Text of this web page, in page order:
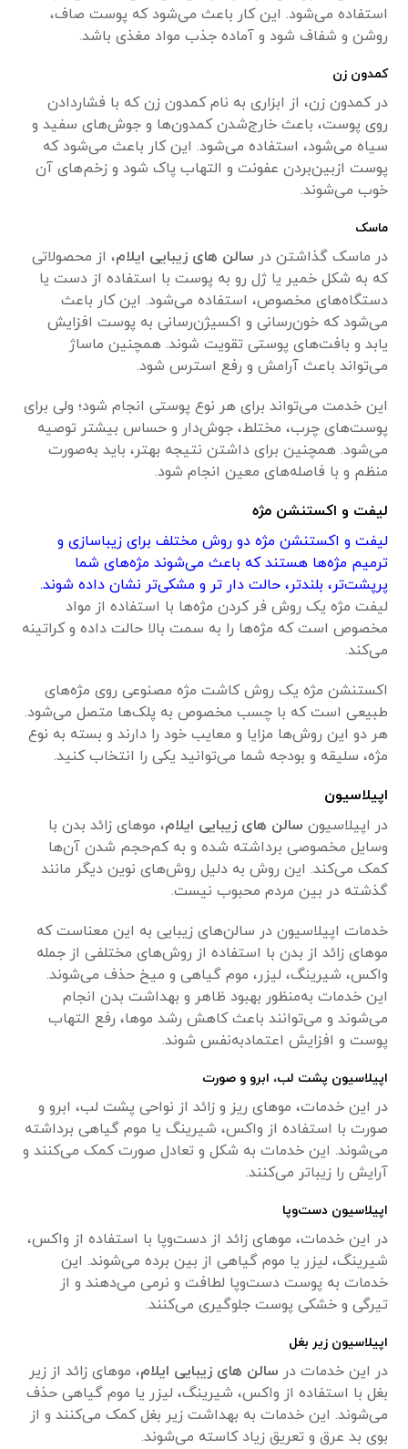
استفاده می‌شود. این کار باعث می‌شود که پوست صاف،
روشن و شفاف شود و آماده جذب مواد مغذی باشد.
کمدون زن
در کمدون زن، از ابزاری به نام کمدون زن که با فشاردادن
روی پوست، باعث خارج‌شدن کمدون‌ها و جوش‌های سفید و
سیاه می‌شود، استفاده می‌شود. این کار باعث می‌شود که
پوست ازبین‌بردن عفونت و التهاب پاک شود و زخم‌های آن
خوب می‌شوند.
ماسک
در ماسک گذاشتن در سالن های زیبایی ایلام، از محصولاتی
که به شکل خمیر یا ژل رو به پوست با استفاده از دست یا
دستگاه‌های مخصوص، استفاده می‌شود. این کار باعث
می‌شود که خون‌رسانی و اکسیژن‌رسانی به پوست افزایش
یابد و بافت‌های پوستی تقویت شوند. همچنین ماساژ
می‌تواند باعث آرامش و رفع استرس شود.
این خدمت می‌تواند برای هر نوع پوستی انجام شود؛ ولی برای
پوست‌های چرب، مختلط، جوش‌دار و حساس بیشتر توصیه
می‌شود. همچنین برای داشتن نتیجه بهتر، باید به‌صورت
منظم و با فاصله‌های معین انجام شود.
لیفت و اکستنشن مژه
لیفت و اکستنشن مژه دو روش مختلف برای زیباسازی و
ترمیم مژه‌ها هستند که باعث می‌شوند مژه‌های شما
پرپشت‌تر، بلندتر، حالت دار تر و مشکی‌تر نشان داده شوند.
لیفت مژه یک روش فر کردن مژه‌ها با استفاده از مواد
مخصوص است که مژه‌ها را به سمت بالا حالت داده و کراتینه
می‌کند.
اکستنشن مژه یک روش کاشت مژه مصنوعی روی مژه‌های
طبیعی است که با چسب مخصوص به پلک‌ها متصل می‌شود.
هر دو این روش‌ها مزایا و معایب خود را دارند و بسته به نوع
مژه، سلیقه و بودجه شما می‌توانید یکی را انتخاب کنید.
اپیلاسیون
در اپیلاسیون سالن های زیبایی ایلام، موهای زائد بدن با
وسایل مخصوصی برداشته شده و به کم‌حجم شدن آن‌ها
کمک می‌کند. این روش به دلیل روش‌های نوین دیگر مانند
گذشته در بین مردم محبوب نیست.
خدمات اپیلاسیون در سالن‌های زیبایی به این معناست که
موهای زائد از بدن با استفاده از روش‌های مختلفی از جمله
واکس، شیرینگ، لیزر، موم گیاهی و میخ حذف می‌شوند.
این خدمات به‌منظور بهبود ظاهر و بهداشت بدن انجام
می‌شوند و می‌توانند باعث کاهش رشد موها، رفع التهاب
پوست و افزایش اعتمادبه‌نفس شوند.
اپیلاسیون پشت لب، ابرو و صورت
در این خدمات، موهای ریز و زائد از نواحی پشت لب، ابرو و
صورت با استفاده از واکس، شیرینگ یا موم گیاهی برداشته
می‌شوند. این خدمات به شکل و تعادل صورت کمک می‌کنند و
آرایش را زیباتر می‌کنند.
اپیلاسیون دست‌وپا
در این خدمات، موهای زائد از دست‌وپا با استفاده از واکس،
شیرینگ، لیزر یا موم گیاهی از بین برده می‌شوند. این
خدمات به پوست دست‌وپا لطافت و نرمی می‌دهند و از
تیرگی و خشکی پوست جلوگیری می‌کنند.
اپیلاسیون زیر بغل
در این خدمات در سالن های زیبایی ایلام، موهای زائد از زیر
بغل با استفاده از واکس، شیرینگ، لیزر یا موم گیاهی حذف
می‌شوند. این خدمات به بهداشت زیر بغل کمک می‌کنند و از
بوی بد عرق و تعریق زیاد کاسته می‌شوند.